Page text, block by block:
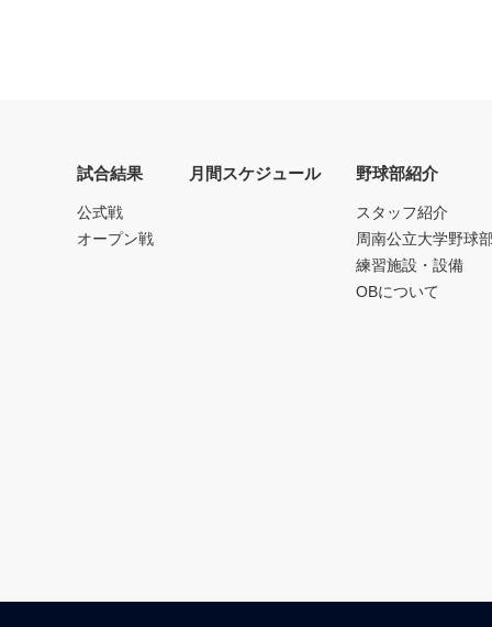
試合結果
公式戦
オープン戦
月間スケジュール 野球部紹介
スタッフ紹介
周南公立大学野球
練習施設・設備
OBについて